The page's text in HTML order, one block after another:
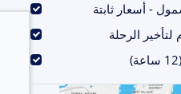
- أسعار ثابتة
الرحلة